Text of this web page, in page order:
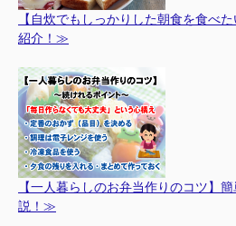
【自炊でもしっかりした朝食を食べ
紹介！≫
【一人暮らしのお弁当作りのコツ】
説！≫